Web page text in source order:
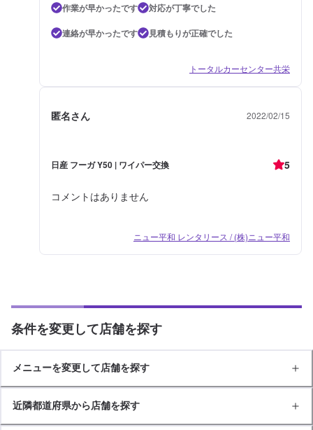
作業が早かったです
対応が丁寧でした
連絡が早かったです
見積もりが正確でした
トータルカーセンター共栄
匿名さん 2022/02/15
日産 フーガ Y50 | ワイパー交換 5
コメントはありません
ニュー平和 レンタリース / (株)ニュー平和
条件を変更して店舗を探す
メニューを変更して店舗を探す
近隣都道府県から店舗を探す